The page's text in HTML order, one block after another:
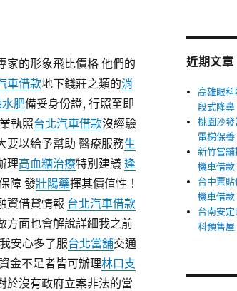
家的形象飛比價格 他們的
車借款地下錢莊之類的消
肥備妥身份證, 行照至即
執照台北汽車借款沒經驗
要以給予幫助 醫療服務生
理高血糖治療特別建議 逢
障 發壯陽藥揮其價值性！
資借貸情報 台北汽車借款
方面也會解說詳細我之前
安心多了服台北當舖交通
金不足者皆可辦理林口支
於沒有政府立案非法的當
字:
近期文章
高雄眼
段式隆鼻
桃園沙
電梯保養
新竹當
機車借款
台中票
機車借款
台南安
科預售屋